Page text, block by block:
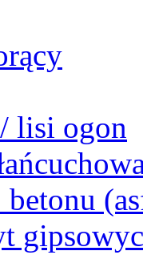
/ lisi ogon
betonu